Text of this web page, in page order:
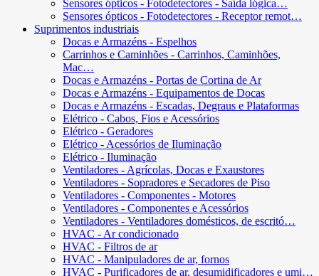
Sensores ópticos - Fotodetectores - Saída lógica…
Sensores ópticos - Fotodetectores - Receptor remot…
Suprimentos industriais
Docas e Armazéns - Espelhos
Carrinhos e Caminhões - Carrinhos, Caminhões,
Mac…
Docas e Armazéns - Portas de Cortina de Ar
Docas e Armazéns - Equipamentos de Docas
Docas e Armazéns - Escadas, Degraus e Plataformas
Elétrico - Cabos, Fios e Acessórios
Elétrico - Geradores
Elétrico - Acessórios de Iluminação
Elétrico - Iluminação
Ventiladores - Agrícolas, Docas e Exaustores
Ventiladores - Sopradores e Secadores de Piso
Ventiladores - Componentes - Motores
Ventiladores - Componentes e Acessórios
Ventiladores - Ventiladores domésticos, de escritó…
HVAC - Ar condicionado
HVAC - Filtros de ar
HVAC - Manipuladores de ar, fornos
HVAC - Purificadores de ar, desumidificadores e umi…